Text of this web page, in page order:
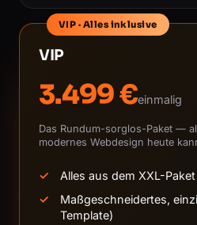
VIP · Alles inklusive
VIP
3.499 €einmalig
Das Rundum-sorglos-Paket —
modernes Webdesign heute
Alles aus dem XXL-Paket
Maßgeschneidertes,
Template)